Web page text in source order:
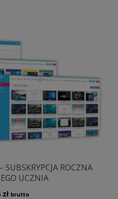
SUBSKRYPCJA ROCZNA
UCZNIA
zł brutto